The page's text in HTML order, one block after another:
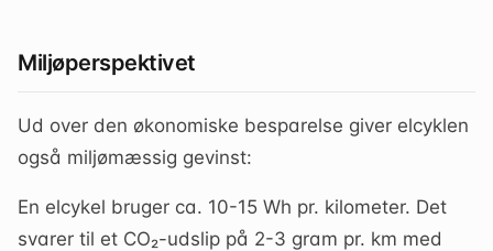
Miljøperspektivet
Ud over den økonomiske besparelse giver elcyklen
også miljømæssig gevinst:
En elcykel bruger ca. 10-15 Wh pr. kilometer. Det
svarer til et CO₂-udslip på 2-3 gram pr. km med